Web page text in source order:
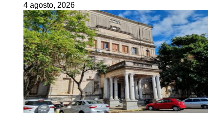
4 agosto, 2026